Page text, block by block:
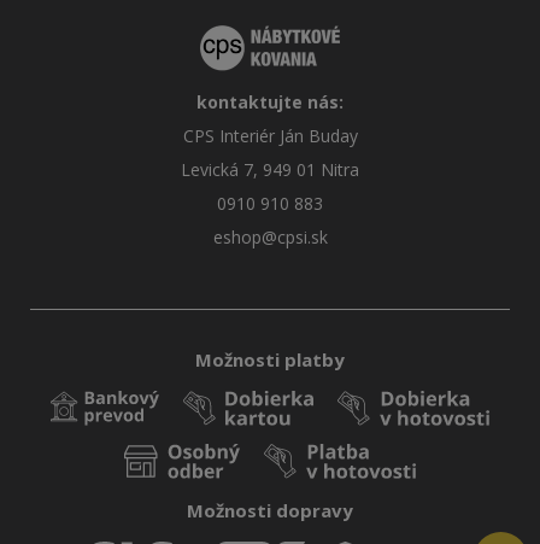
kontaktujte nás:
CPS Interiér Ján Buday
Levická 7, 949 01 Nitra
0910 910 883
eshop@cpsi.sk
Možnosti platby
Možnosti dopravy